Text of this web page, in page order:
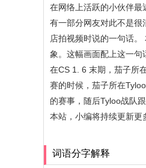
在网络上活跃的小伙伴最
有一部分网友对此不是很
店拍视频时说的一句话
象。这幅画面配上这一句
在CS 1. 6 末期，茄子所
赛的时候，茄子所在
的赛事，随后Tyloo战队
本站，小编将持续更新更
词语分字解释